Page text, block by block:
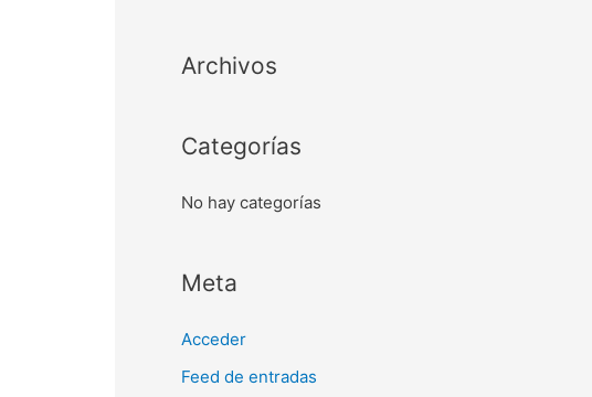
Archivos
Categorías
No hay categorías
Meta
Acceder
Feed de entradas